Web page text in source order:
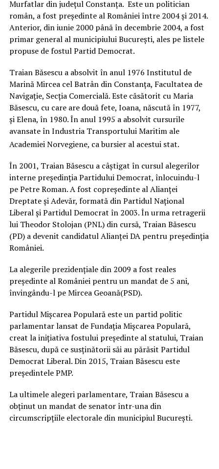
Murfatlar din județul Constanța. Este un politician
român, a fost președinte al României între 2004 și 2014.
Anterior, din iunie 2000 până în decembrie 2004, a fost
primar general al municipiului București, ales pe listele
propuse de fostul Partid Democrat.
Traian Băsescu a absolvit în anul 1976 Institutul de
Marină Mircea cel Batrân din Constanța, Facultatea de
Navigație, Secția Comercială. Este căsătorit cu Maria
Băsescu, cu care are două fete, Ioana, născută în 1977,
și Elena, în 1980. În anul 1995 a absolvit cursurile
avansate în Industria Transportului Maritim ale
Academiei Norvegiene, ca bursier al acestui stat.
În 2001, Traian Băsescu a câștigat în cursul alegerilor
interne președinția Partidului Democrat, înlocuindu-l
pe Petre Roman. A fost copreședinte al Alianței
Dreptate și Adevăr, formată din Partidul Național
Liberal și Partidul Democrat în 2003. În urma retragerii
lui Theodor Stolojan (PNL) din cursă, Traian Băsescu
(PD) a devenit candidatul Alianței DA pentru președinția
României.
La alegerile prezidențiale din 2009 a fost reales
președinte al României pentru un mandat de 5 ani,
învingându-l pe Mircea Geoană(PSD).
Partidul Mișcarea Populară este un partid politic
parlamentar lansat de Fundația Mișcarea Populară,
creat la inițiativa fostului președinte al statului, Traian
Băsescu, după ce susținătorii săi au părăsit Partidul
Democrat Liberal. Din 2015, Traian Băsescu este
președintele PMP.
La ultimele alegeri parlamentare, Traian Băsescu a
obținut un mandat de senator într-una din
circumscripțiile electorale din municipiul București.